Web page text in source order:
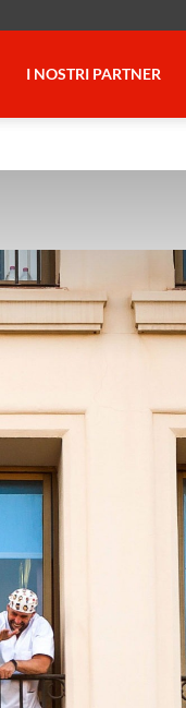
I NOSTRI PARTNER